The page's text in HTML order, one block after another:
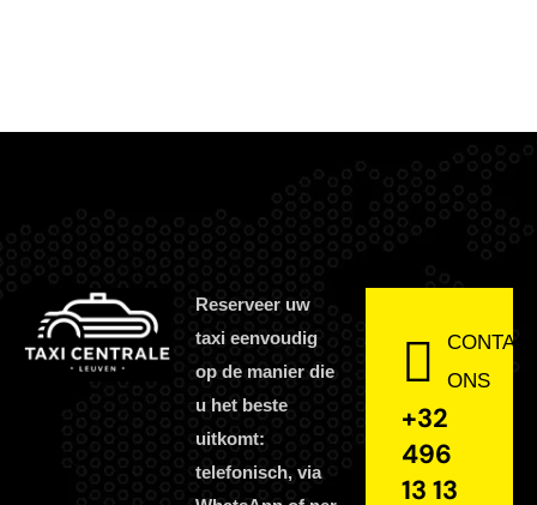
Reserveer uw
taxi eenvoudig
op de manier die
u het beste
uitkomt:
telefonisch, via
ONS
+32
496
13 13